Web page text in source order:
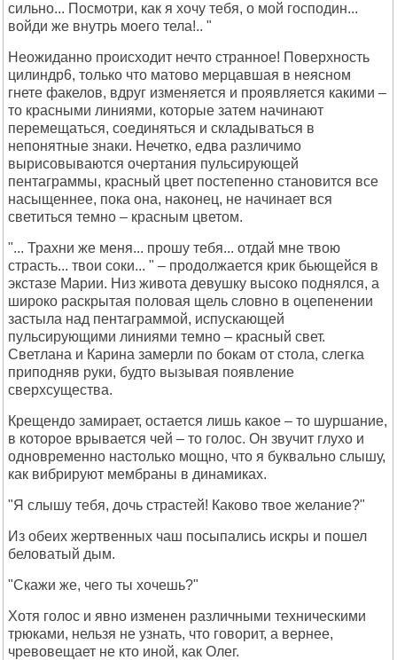
сильно... Посмотри, как я хочу тебя, о мой господин...
войди же внутрь моего тела!.. "
Неожиданно происходит нечто странное! Поверхность
цилиндр6, только что матово мерцавшая в неясном
гнете факелов, вдруг изменяется и проявляется какими –
то красными линиями, которые затем начинают
перемещаться, соединяться и складываться в
непонятные знаки. Нечетко, едва различимо
вырисовываются очертания пульсирующей
пентаграммы, красный цвет постепенно становится все
насыщеннее, пока она, наконец, не начинает вся
светиться темно – красным цветом.
"... Трахни же меня... прошу тебя... отдай мне твою
страсть... твои соки... " – продолжается крик бьющейся в
экстазе Марии. Низ живота девушку высоко поднялся, а
широко раскрытая половая щель словно в оцепенении
застыла над пентаграммой, испускающей
пульсирующими линиями темно – красный свет.
Светлана и Карина замерли по бокам от стола, слегка
приподняв руки, будто вызывая появление
сверхсущества.
Крещендо замирает, остается лишь какое – то шуршание,
в которое врывается чей – то голос. Он звучит глухо и
одновременно настолько мощно, что я буквально слышу,
как вибрируют мембраны в динамиках.
"Я слышу тебя, дочь страстей! Каково твое желание?"
Из обеих жертвенных чаш посыпались искры и пошел
беловатый дым.
"Скажи же, чего ты хочешь?"
Хотя голос и явно изменен различными техническими
трюками, нельзя не узнать, что говорит, а вернее,
чревовещает не кто иной, как Олег.